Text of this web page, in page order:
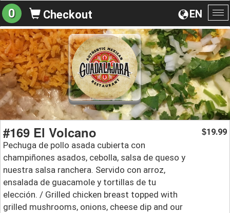
EN
0 Checkout
#169 El Volcano
Pechuga de pollo asada cubierta con
champiñones asados, cebolla, salsa de queso y
nuestra salsa ranchera. Servido con arroz,
ensalada de guacamole y tortillas de tu
elección. / Grilled chicken breast topped with
grilled mushrooms, onions, cheese dip and our
$19.99